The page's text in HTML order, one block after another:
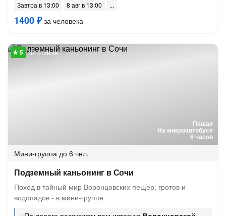
Завтра в 13:00 8 авг в 13:00
1400 ₽за человека
Пешая
На микроавтобусе
6 часов
32 отзыва
Мини-группа до 6 чел.
Подземный каньонинг в Сочи
Поход в тайный мир Воронцовских пещер, гротов и
водопадов - в мини-группе